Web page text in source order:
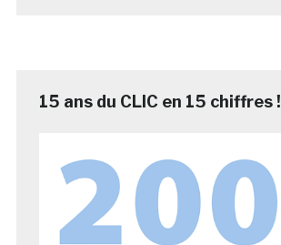
15 ans du CLIC en 15 chiffres !